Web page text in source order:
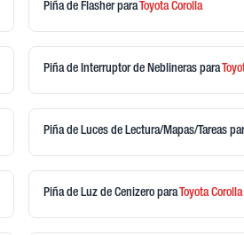
Piña de Flasher para ToyotaCorolla
Piña de Interruptor de Neblineras para
Piña de Luces de Lectura/Mapas/Tareas
Piña de Luz de Cenizero para ToyotaCorolla